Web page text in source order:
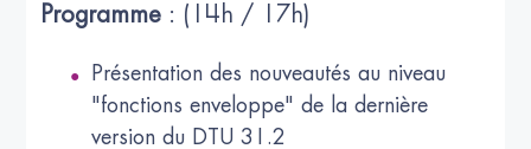
Programme : (14h / 17h)
Présentation des nouveautés au niveau
"fonctions enveloppe" de la dernière
version du DTU 31.2